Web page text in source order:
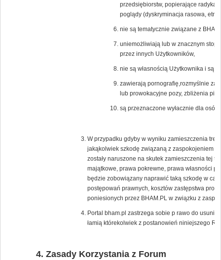
przedsiębiorstw, popierające
poglądy (dyskryminacja rasowa,
nie są tematycznie związane z
uniemożliwiają lub w znacznym
przez innych Użytkowników,
nie są własnością Użytkownika i są
zawierają pornografię,rozmyślnie
lub prowokacyjne pozy, zbliżenia
są przeznaczone wyłacznie dla osób
W przypadku gdyby w wyniku zamieszczenia
jakąkolwiek szkodę związaną z zaspokojeniem
zostały naruszone na skutek zamieszczenia tej
majątkowe, prawa pokrewne, prawa własności
będzie zobowiązany naprawić taką szkodę w
postępowań prawnych, kosztów zastępstwa
poniesionych przez BHAM.PL w związku z
Portal bham.pl zastrzega sobie p rawo do
łamią którekolwiek z postanowień niniejszego
Zasady Korzystania z Forum